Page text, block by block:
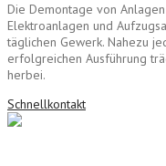
Die Demontage von
Elektroanlagen und
täglichen Gewerk. Nahezu
erfolgreichen Ausführung
herbei.
Schnellkontakt